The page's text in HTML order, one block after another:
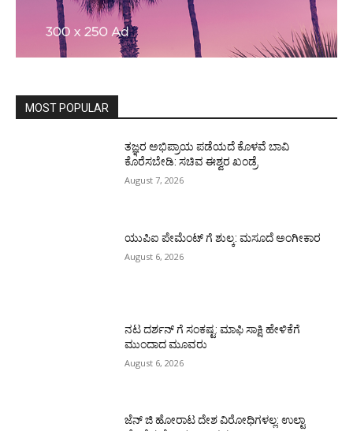
MOST POPULAR
ತಜ್ಞರ ಅಭಿಪ್ರಾಯ ಪಡೆಯದೆ ಕೊಳವೆ ಬಾವಿ
ಕೊರೆಸಬೇಡಿ: ಸಚಿವ ಈಶ್ವರ ಖಂಡ್ರೆ
August 7, 2026
ಯುಪಿಐ ಪೇಮೆಂಟ್ ಗೆ ಶುಲ್ಕ: ಮಸೂದೆ ಅಂಗೀಕಾರ
August 6, 2026
ನಟ ದರ್ಶನ್ ಗೆ ಸಂಕಷ್ಟ: ಮಾಫಿ ಸಾಕ್ಷಿ ಹೇಳಿಕೆಗೆ
ಮುಂದಾದ ಮೂವರು
August 6, 2026
ಜೆನ್ ಜಿ ಹೋರಾಟ ದೇಶ ವಿರೋಧಿಗಳಲ್ಲ: ಉಲ್ಟಾ